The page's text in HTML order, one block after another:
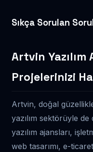
Sıkça Sorulan
Artvin Yazılım
Projelerinizi
Artvin, doğal
yazılım sektörüyle
yazılım ajansları,
web tasarımı, e-